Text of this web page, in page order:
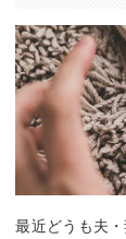
最近どうも夫